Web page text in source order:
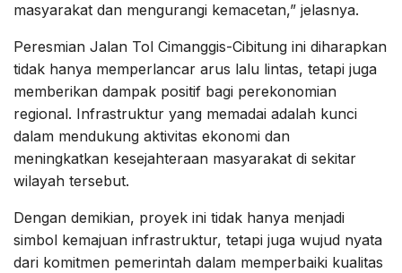
masyarakat dan mengurangi kemacetan,” jelasnya.
Peresmian Jalan Tol Cimanggis-Cibitung ini diharapkan
tidak hanya memperlancar arus lalu lintas, tetapi juga
memberikan dampak positif bagi perekonomian
regional. Infrastruktur yang memadai adalah kunci
dalam mendukung aktivitas ekonomi dan
meningkatkan kesejahteraan masyarakat di sekitar
wilayah tersebut.
Dengan demikian, proyek ini tidak hanya menjadi
simbol kemajuan infrastruktur, tetapi juga wujud nyata
dari komitmen pemerintah dalam memperbaiki kualitas